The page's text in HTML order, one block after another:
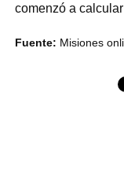
comenzó a
Fuente: Misiones